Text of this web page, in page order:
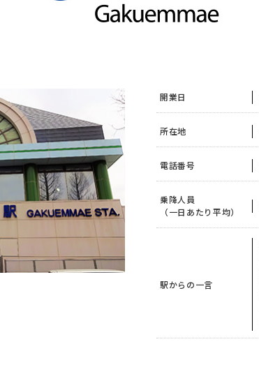
開業日
所在地
電話番号
乗降人員
（一日あたり平均）
駅からの一言